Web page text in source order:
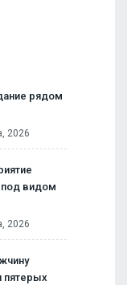
рядом
2026
под видом
2026
пятерых